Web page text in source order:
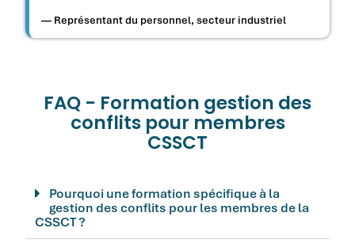
— Représentant du personnel, secteur industriel
FAQ - Formation gestion des
conflits pour membres
CSSCT
Pourquoi une formation spécifique à la
gestion des conflits pour les membres de la
CSSCT ?